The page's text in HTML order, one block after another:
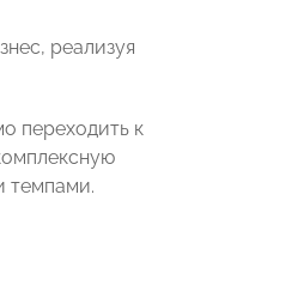
реализуя
переходить к
темпами.